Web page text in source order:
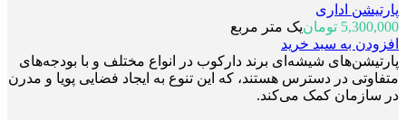
پارتیشن اداری
5,300,000 تومانیک متر مربع
افزودن به سبد خرید
پارتیشن‌های شیشه‌ای برند دارکوب در انواع مختلف و با بودجه‌های
متفاوتی در دسترس هستند، که این تنوع به ایجاد فضایی پویا و مدرن
در سازمان کمک می‌کند.